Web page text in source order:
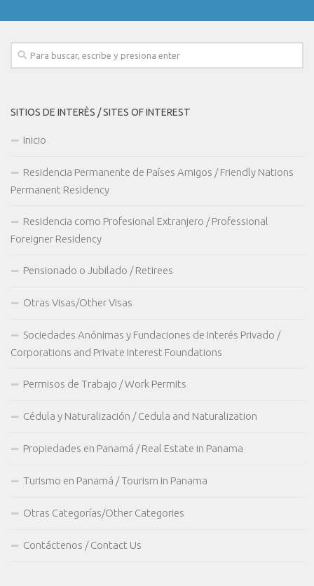
SITIOS DE INTERÈS / SITES OF INTEREST
Inicio
Residencia Permanente de Países Amigos / Friendly Nations
Permanent Residency
Residencia como Profesional Extranjero / Professional
Foreigner Residency
Pensionado o Jubilado / Retirees
Otras Visas/Other Visas
Sociedades Anónimas y Fundaciones de Interés Privado /
Corporations and Private Interest Foundations
Permisos de Trabajo / Work Permits
Cédula y Naturalización / Cedula and Naturalization
Propiedades en Panamá / Real Estate in Panama
Turismo en Panamá / Tourism in Panama
Otras Categorías/Other Categories
Contáctenos / Contact Us